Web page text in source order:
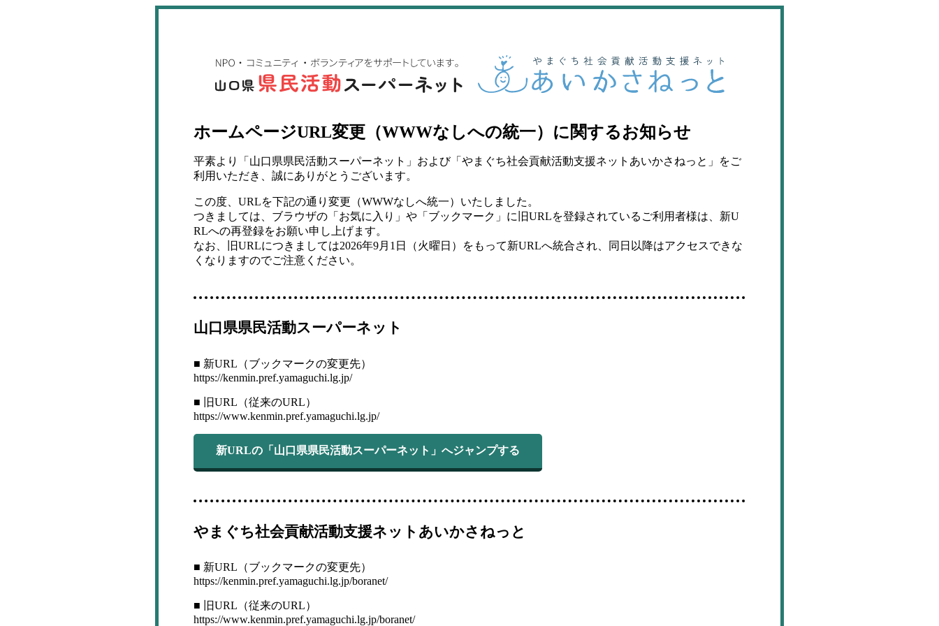
ホームページURL変更（WWWなしへの統一）に関するお知らせ
平素より「山口県県民活動スーパーネット」および「やまぐち社会貢献活動支援ネットあいかさねっと」をご
利用いただき、誠にありがとうございます。
この度、URLを下記の通り変更（WWWなしへ統一）いたしました。
つきましては、ブラウザの「お気に入り」や「ブックマーク」に旧URLを登録されているご利用者様は、新U
RLへの再登録をお願い申し上げます。
なお、旧URLにつきましては2026年9月1日（火曜日）をもって新URLへ統合され、同日以降はアクセスできな
くなりますのでご注意ください。
山口県県民活動スーパーネット
■ 新URL（ブックマークの変更先）
https://kenmin.pref.yamaguchi.lg.jp/
■ 旧URL（従来のURL）
https://www.kenmin.pref.yamaguchi.lg.jp/
新URLの「山口県県民活動スーパーネット」へジャンプする
やまぐち社会貢献活動支援ネットあいかさねっと
■ 新URL（ブックマークの変更先）
https://kenmin.pref.yamaguchi.lg.jp/boranet/
■ 旧URL（従来のURL）
https://www.kenmin.pref.yamaguchi.lg.jp/boranet/